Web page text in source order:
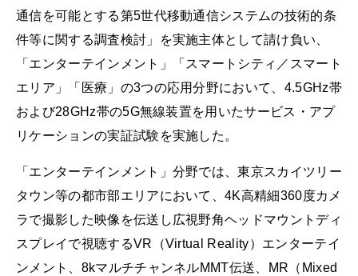
通信を可能とする第5世代移動通信システムの技術的条
件等に関する調査検討」を実施主体として請け負い、
「エンターテインメント」「スマートシティ／スマート
エリア」「医療」の3つの応用分野において、4.5GHz帯
および28GHz帯の5G無線装置を用いたサービス・アプ
リケーションの実証試験を実施した。
「エンターテインメント」分野では、東京スカイツリー
タウン等の都市部エリアにおいて、4K高精細360度カメ
ラで撮影した映像を伝送し広視野角ヘッドマウントディ
スプレイで視聴するVR（Virtual Reality）エンターテイ
ンメント、8kマルチチャンネルMMT伝送、MR（Mixed